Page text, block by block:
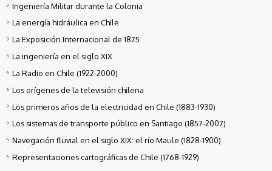
Ingeniería Militar durante la Colonia
La energía hidráulica en Chile
La Exposición Internacional de 1875
La ingeniería en el siglo XIX
La Radio en Chile (1922-2000)
Los orígenes de la televisión chilena
Los primeros años de la electricidad en Chile (1883-1930)
Los sistemas de transporte público en Santiago (1857-2007)
Navegación fluvial en el siglo XIX: el río Maule (1828-1900)
Representaciones cartográficas de Chile (1768-1929)